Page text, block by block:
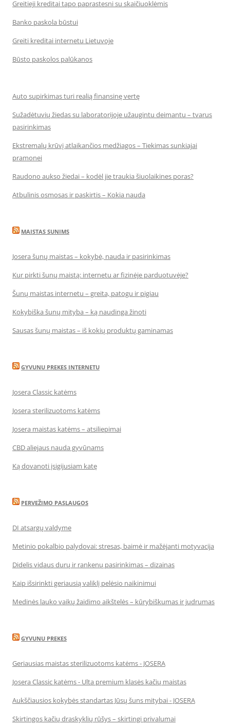
Greitieji kreditai tapo paprastesni su skaičiuoklėmis
Banko paskola būstui
Greiti kreditai internetu Lietuvoje
Būsto paskolos palūkanos
Auto supirkimas turi realią finansinę vertę
Sužadėtuvių žiedas su laboratorijoje užaugintu deimantu – tvarus
pasirinkimas
Ekstremalų krūvį atlaikančios medžiagos – Tiekimas sunkiajai
pramonei
Raudono aukso žiedai – kodėl jie traukia šiuolaikines poras?
Atbulinis osmosas ir paskirtis – Kokia nauda
MAISTAS SUNIMS
Josera šunų maistas – kokybė, nauda ir pasirinkimas
Kur pirkti šunų maistą: internetu ar fizinėje parduotuvėje?
Šunų maistas internetu – greita, patogu ir pigiau
Kokybiška šunų mityba – ką naudinga žinoti
Sausas šunų maistas – iš kokių produktų gaminamas
GYVUNU PREKES INTERNETU
Josera Classic katėms
Josera sterilizuotoms katėms
Josera maistas katėms – atsiliepimai
CBD aliejaus nauda gyvūnams
Ką dovanoti įsigijusiam katę
PERVEŽIMO PASLAUGOS
DI atsargų valdyme
Metinio pokalbio palydovai: stresas, baimė ir mažėjanti motyvacija
Didelis vidaus durų ir rankenų pasirinkimas – dizainas
Kaip išsirinkti geriausią valiklį pelėsio naikinimui
Medinės lauko vaikų žaidimo aikštelės – kūrybiškumas ir judrumas
GYVUNU PREKES
Geriausias maistas sterilizuotoms katėms - JOSERA
Josera Classic katėms - Ulta premium klasės kačių maistas
Aukščiausios kokybės standartas Jūsų šuns mitybai - JOSERA
Skirtingos kačių draskyklių rūšys – skirtingi privalumai